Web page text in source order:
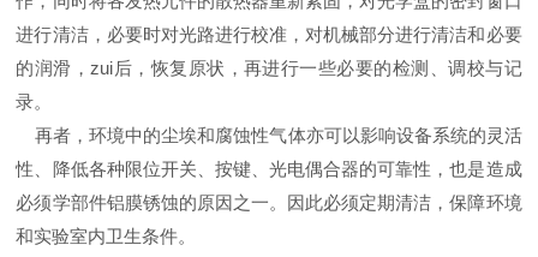
进行清洁，必要时对光路进行校准，对机械部分进行清洁和必要
的润滑，zui后，恢复原状，再进行一些必要的检测、调校与记
录。
再者，环境中的尘埃和腐蚀性气体亦可以影响设备系统的灵活
性、降低各种限位开关、按键、光电偶合器的可靠性，也是造成
必须学部件铝膜锈蚀的原因之一。因此必须定期清洁，保障环境
和实验室内卫生条件。